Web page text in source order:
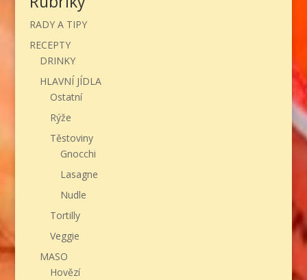
RADY A TIPY
RECEPTY
DRINKY
HLAVNÍ JÍDLA
Ostatní
Rýže
Těstoviny
Gnocchi
Lasagne
Nudle
Tortilly
Veggie
MASO
Hovězí